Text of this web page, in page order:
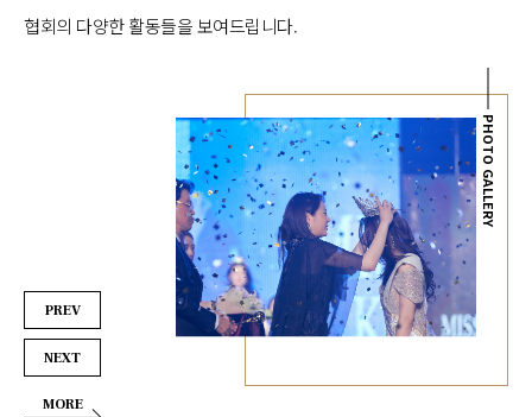
인 선덕여왕의 '지덕체'를 본받
아 업적을 널리 알리고, 그 면모
김단이 우수상 홍영선
상 박현미 송아리 부문
다인 선, 엑소리젠 인플
상 선은지 미 최문희 미
정 최우수상, 국민투표
기 우수상 여지은 자태
윤설 맵시상 안초롱 미
임주연 인기상 최하나
여왕 부문 진, 엑소리젠
루언서상 천송이 선 심
미 오혜진 미, 국민투표
민지 최우수상 강지나
상 최승혜 자태상 남예
시상 이민주 미소상 고
협회의 다양한 활동들을 보여드립니다.
PHOTO GALLERY
PREV
NEXT
MORE